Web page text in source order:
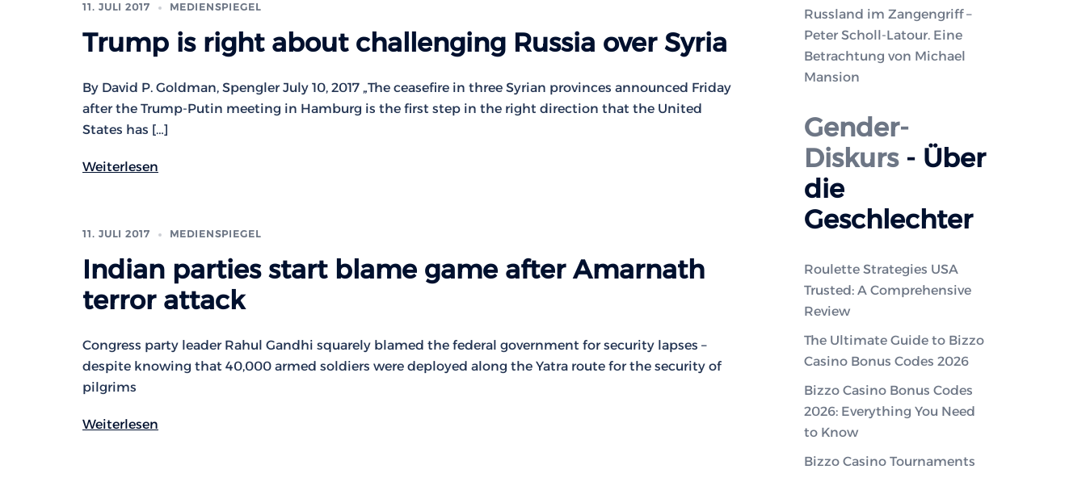
11. JULI 2017 MEDIENSPIEGEL
Trump is right about challenging Russia over Syria
By David P. Goldman, Spengler July 10, 2017 „The ceasefire in three Syrian provinces announced Friday
after the Trump-Putin meeting in Hamburg is the first step in the right direction that the United
States has […]
Weiterlesen
11. JULI 2017 MEDIENSPIEGEL
Indian parties start blame game after Amarnath
terror attack
Congress party leader Rahul Gandhi squarely blamed the federal government for security lapses –
despite knowing that 40,000 armed soldiers were deployed along the Yatra route for the security of
pilgrims
Weiterlesen
Russland im Zangengriff –
Peter Scholl-Latour. Eine
Betrachtung von Michael
Mansion
Gender-
Diskurs- Über
die
Geschlechter
Roulette Strategies USA
Trusted: A Comprehensive
Review
The Ultimate Guide to Bizzo
Casino Bonus Codes 2026
Bizzo Casino Bonus Codes
2026: Everything You Need
to Know
Bizzo Casino Tournaments